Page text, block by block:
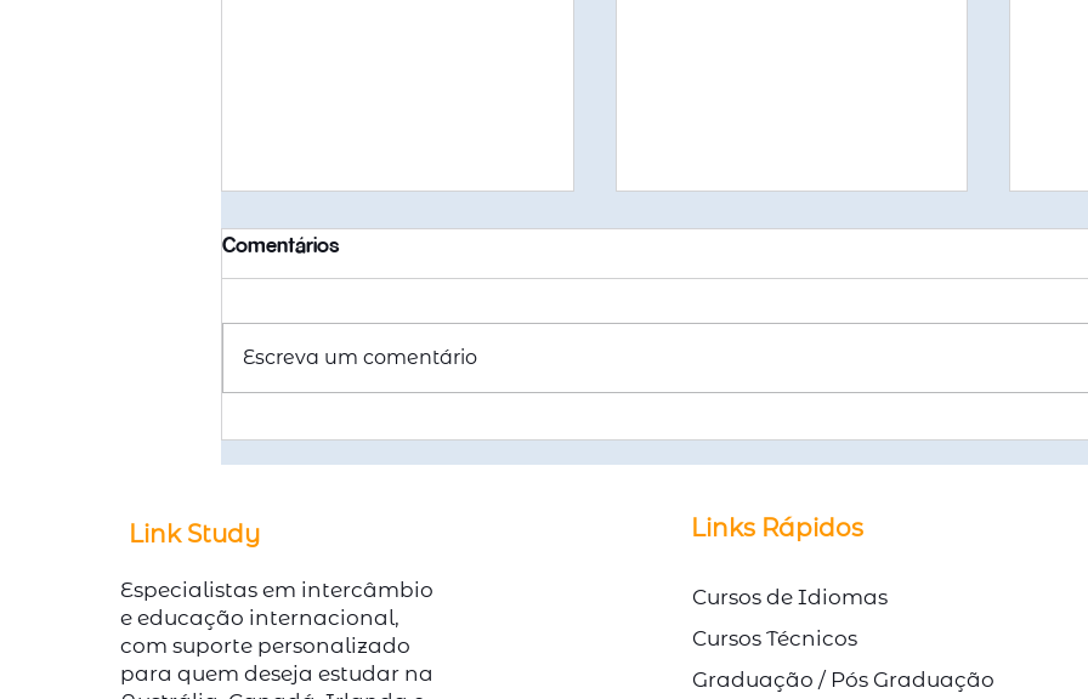
Austrália em 2026? Um
Passaporte com redução de
Comentários
Escreva um comentário
© Direitos Autorais Link Study
Link Study
Especialistas em intercâmbio
e educação internacional,
com suporte personalizado
para quem deseja estudar na
Links Rápidos
Cursos de Idiomas
Cursos Técnicos
Graduação / Pós Graduação